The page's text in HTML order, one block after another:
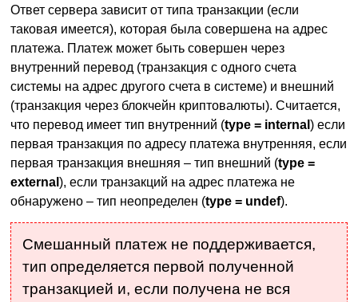
Ответ сервера зависит от типа транзакции (если
таковая имеется), которая была совершена на адрес
платежа. Платеж может быть совершен через
внутренний перевод (транзакция с одного счета
системы на адрес другого счета в системе) и внешний
(транзакция через блокчейн криптовалюты). Считается,
что перевод имеет тип внутренний (type = internal ) если
первая транзакция по адресу платежа внутренняя, если
первая транзакция внешняя – тип внешний (type =
external ), если транзакций на адрес платежа не
обнаружено – тип неопределен (type = undef).
Смешанный платеж не поддерживается,
тип определяется первой полученной
транзакцией и, если получена не вся